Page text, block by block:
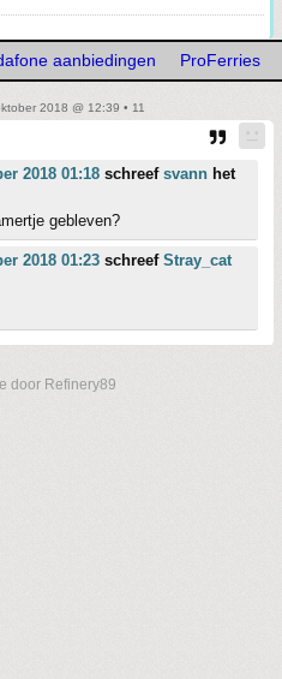
aanbiedingen ProFerries
2018 @ 12:39 • 11
2018 01:18 schreef svann het
gebleven?
2018 01:23 schreef Stray_cat
door Refinery89